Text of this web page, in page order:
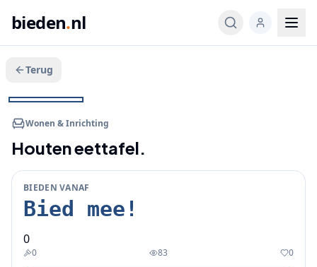
bieden.nl
Terug
Veeg voor meer
Wonen & Inrichting
Houten eettafel.
BIEDEN VANAF
Bied mee!
0
0 83 0